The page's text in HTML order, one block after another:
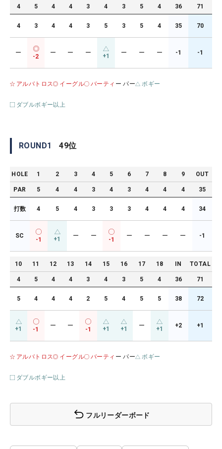
4 5 4 4 3 4 3 5 4 36 71
4 3 4 4 3 5 3 5 4 35 70
ー
-2
ー ー ー +1 ー ー ー -1 -1
アルバトロス イーグル バーティ ー パー ボギー
ダブルボギー以上
ROUND1 49位
HOLE 1 2 3 4 5 6 7 8 9 OUT
PAR 5 4 4 3 4 3 4 4 4 35
打数 4 5 4 3 3 3 4 4 4 34
SC
-1 +1 ー ー
-1
ー ー ー ー -1
10 11 12 13 14 15 16 17 18 IN TOTAL
4 5 4 4 3 4 3 5 4 36 71
5 4 4 4 2 5 4 5 5 38 72
+1 -1
ー ー
-1 +1 +1 ー +1 +2 +1
アルバトロス イーグル バーティ ー パー ボギー
ダブルボギー以上
フルリーダーボード